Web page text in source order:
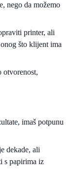
nego da možemo
printer, ali
što klijent ima
otvorenost,
imaš potpunu
dekade, ali
s papirima iz